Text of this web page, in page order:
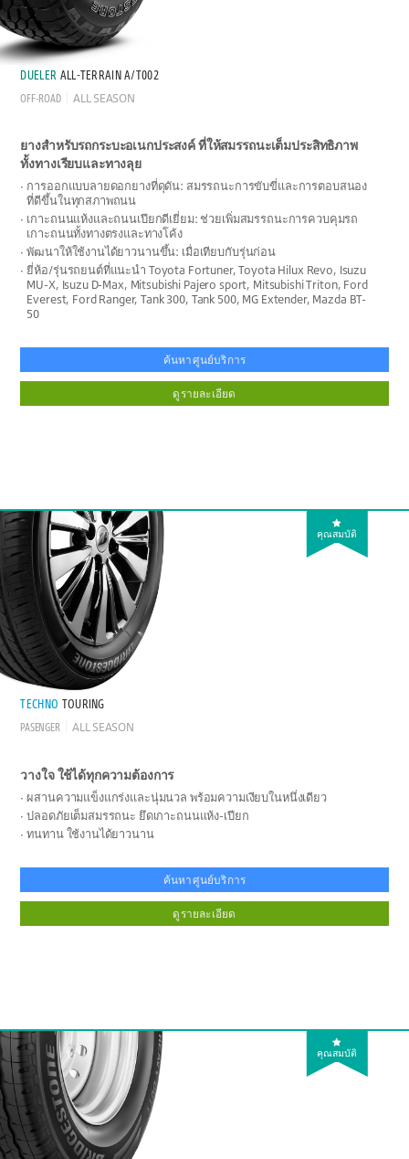
DUELER ALL-TERRAIN A/T002
OFF-ROAD ALL SEASON
ยางสำหรับรถกระบะอเนกประสงค์ ที่ให้สมรรถนะเต็มประสิทธิภาพ
ทั้งทางเรียบและทางลุย
การออกแบบลายดอกยางที่ดุดัน: สมรรถนะการขับขี่และการตอบสนอง
ที่ดีขึ้นในทุกสภาพถนน
เกาะถนนแห้งและถนนเปียกดีเยี่ยม: ช่วยเพิ่มสมรรถนะการควบคุมรถ
เกาะถนนทั้งทางตรงและทางโค้ง
พัฒนาให้ใช้งานได้ยาวนานขึ้น: เมื่อเทียบกับรุ่นก่อน
ยี่ห้อ/รุ่นรถยนต์ที่แนะนำ Toyota Fortuner, Toyota Hilux Revo, Isuzu
MU-X, Isuzu D-Max, Mitsubishi Pajero sport, Mitsubishi Triton, Ford
Everest, Ford Ranger, Tank 300, Tank 500, MG Extender, Mazda BT-
50
ค้นหาศูนย์บริการ
ดูรายละเอียด
คุณสมบัติ
TECHNO TOURING
PASENGER ALL SEASON
วางใจ ใช้ได้ทุกความต้องการ
ผสานความแข็งแกร่งและนุ่มนวล พร้อมความเงียบในหนึ่งเดียว
ปลอดภัยเต็มสมรรถนะ ยึดเกาะถนนแห้ง-เปียก
ทนทาน ใช้งานได้ยาวนาน
ค้นหาศูนย์บริการ
ดูรายละเอียด
คุณสมบัติ